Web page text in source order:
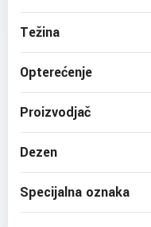
Težina
Opterećenje
Proizvodjač
Dezen
Specijalna oznaka